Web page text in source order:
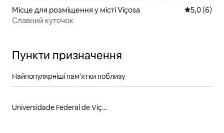
Місце для розміщення у місті Viçosa Середня
5,0 (6)
Славний куточок
Пункти призначення
Найпопулярніші пам’ятки поблизу
Universidade Federal de Viçosa